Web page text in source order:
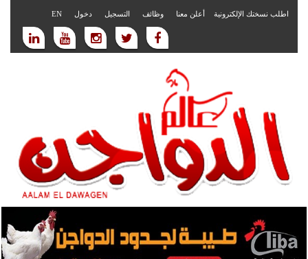
اطلب نسختك الإلكترونية أعلن معنا وظائف التسجيل دخول EN